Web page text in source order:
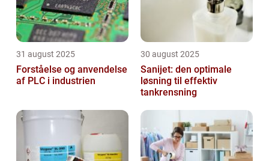
31 august 2025
Forståelse og anvendelse
af PLC i industrien
30 august 2025
Sanijet: den optimale
løsning til effektiv
tankrensning